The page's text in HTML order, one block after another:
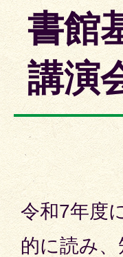
書館
講演
令和7年度
的に読み